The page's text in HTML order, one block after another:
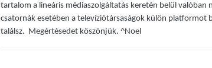
tartalom a lineáris médiaszolgáltatás keretén belül valóban
csatornák esetében a televíziótársaságok külön platformot
találsz. Megértésedet köszönjük. ^Noel